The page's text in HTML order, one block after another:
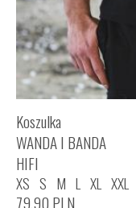
Koszulka
WANDA I BANDA
HIFI
XS S M L XL XXL
79,90 PLN